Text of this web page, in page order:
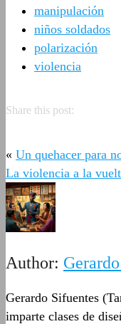
manipulación
niños soldados
polarización
violencia
Share this post:
« Un quehacer para
La violencia a la
Author:
Gerardo Sifuentes
imparte clases de